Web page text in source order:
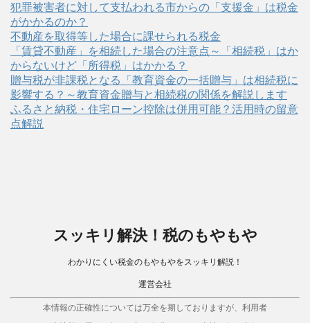
犯罪被害者に対して支払われる市からの「支援金」は税金
がかかるのか？
不動産を取得等した場合に課せられる税金
「賃貸不動産」を相続した場合の注意点～「相続税」はか
からないけど「所得税」はかかる？
贈与税が非課税となる「教育資金の一括贈与」は相続税に
影響する？～教育資金贈与と相続税の関係を解説します
ふるさと納税・住宅ローン控除は併用可能？活用時の留意
点解説
スッキリ解決！税のもやもや
わかりにくい税金のもやもやをスッキリ解説！
運営会社
本情報の正確性については万全を期しておりますが、利用者